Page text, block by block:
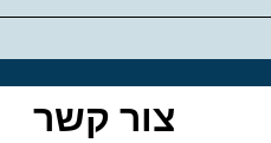
צור קשר